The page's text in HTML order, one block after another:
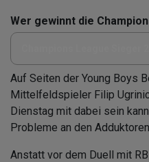
Wer gewinnt die
Auf Seiten der Young Boys
Mittelfeldspieler Filip
Dienstag mit dabei sein
Probleme an den Adduktoren.
Anstatt vor dem Duell mit